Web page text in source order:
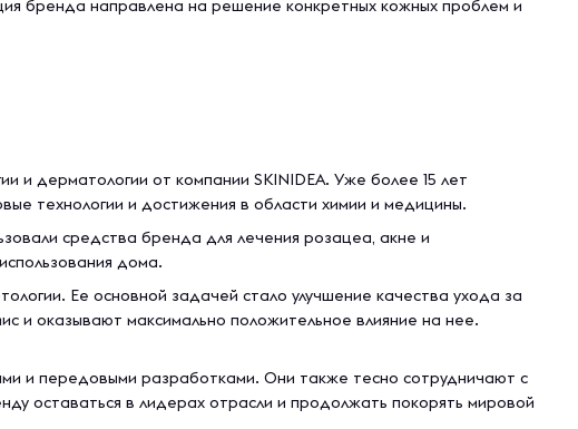
бренда направлена на решение конкретных кожных проблем и
и дерматологии от компании SKINIDEA. Уже более 15 лет
технологии и достижения в области химии и медицины.
средства бренда для лечения розацеа, акне и
дома.
Ее основной задачей стало улучшение качества ухода за
и оказывают максимально положительное влияние на нее.
и передовыми разработками. Они также тесно сотрудничают с
оставаться в лидерах отрасли и продолжать покорять мировой